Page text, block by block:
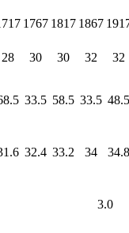
1767 1817 1867
28 30 30 32
32
33.5 58.5 33.5 48.5
32.4 33.2 34 34.8
3.0